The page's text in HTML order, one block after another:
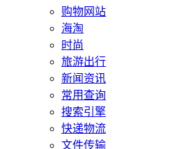
购物网站
海淘
时尚
旅游出行
新闻资讯
常用查询
搜索引擎
快递物流
文件传输